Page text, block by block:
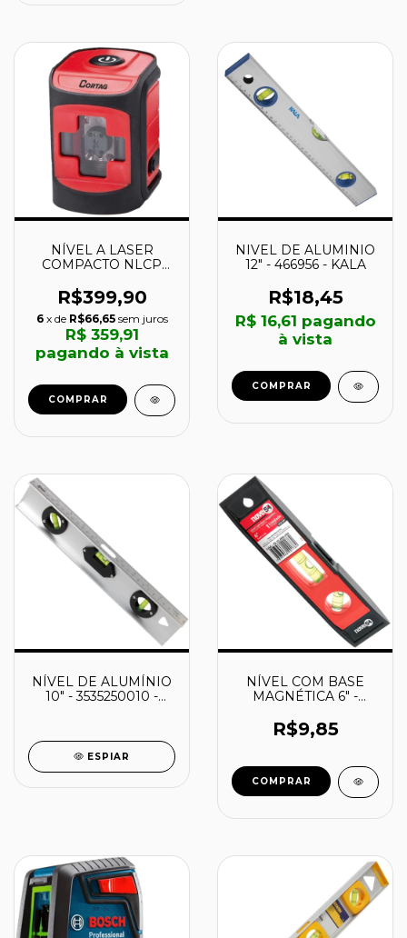
NÍVEL A LASER
COMPACTO NLCP
CORTAG
R$399,90
6 x de R$66,65 sem juros
R$ 359,91
pagando à vista
COMPRAR
NIVEL DE ALUMINIO
12" - 466956 - KALA
R$18,45
R$ 16,61 pagando
à vista
NÍVEL DE ALUMÍNIO
10" - 3535250010 -
ESPIAR
NÍVEL COM BASE
MAGNÉTICA 6" -
NOVE54
R$9,85